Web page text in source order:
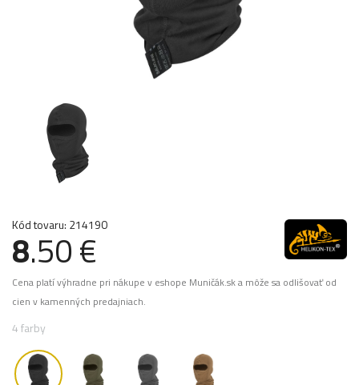
Kód tovaru: 214190
8.50 €
Cena platí výhradne pri nákupe v eshope Muničák.sk a môže sa odlišovať od
cien v kamenných predajniach.
4 farby